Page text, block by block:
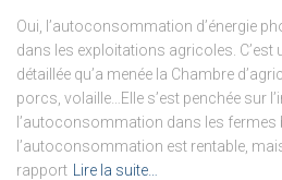
Oui, l’autoconsommation d’énergie
dans les exploitations agricoles. C’est
détaillée qu’a menée la Chambre
porcs, volaille…Elle s’est penchée sur
l’autoconsommation dans les fermes
l’autoconsommation est rentable,
rapport
Lire la suite…